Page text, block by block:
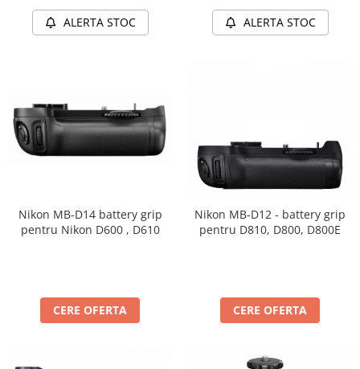
ALERTA STOC ALERTA STOC
Nikon MB-D14 battery grip
pentru Nikon D600 , D610
CERE OFERTA
Nikon MB-D12 - battery grip
pentru D810, D800, D800E
CERE OFERTA